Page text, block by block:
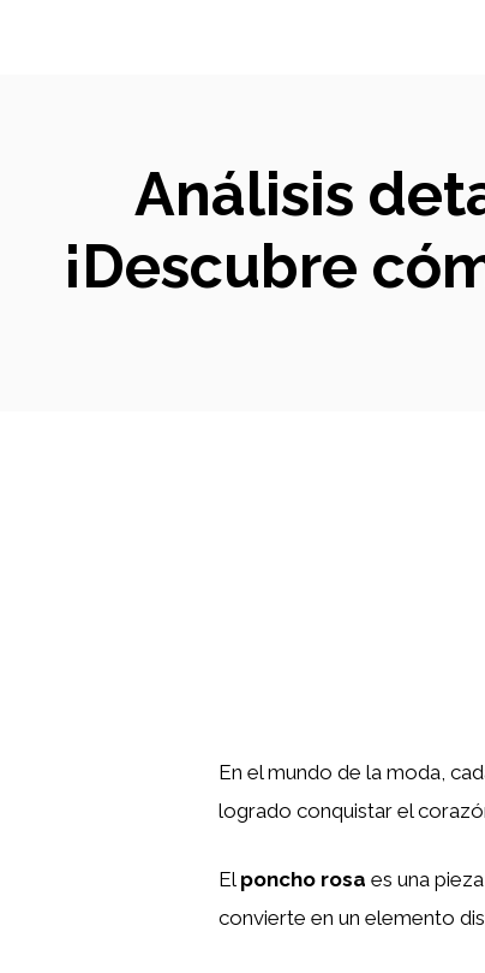
Análisis
¡Descubre
En el mundo de la moda,
logrado conquistar el
El poncho rosa es una
convierte en un elemento